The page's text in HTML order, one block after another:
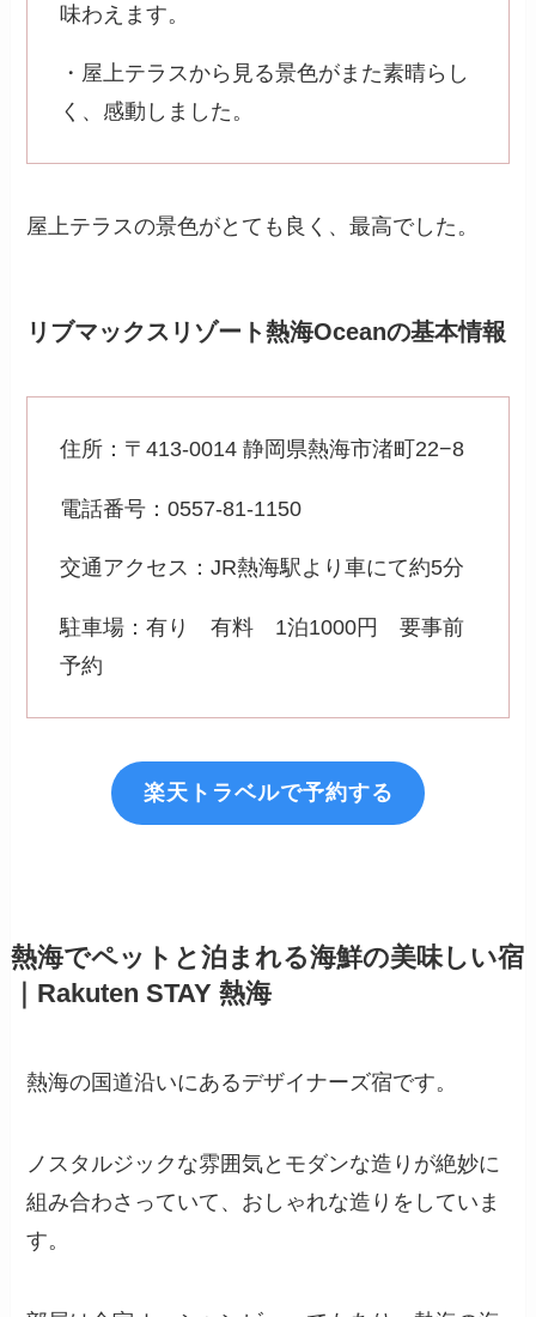
味わえます。
・屋上テラスから見る景色がまた素晴らし
く、感動しました。
屋上テラスの景色がとても良く、最高でした。
リブマックスリゾート熱海Oceanの基本情報
住所：〒413-0014 静岡県熱海市渚町22−8
電話番号：0557-81-1150
交通アクセス：JR熱海駅より車にて約5分
駐車場：有り 有料 1泊1000円 要事前
予約
楽天トラベルで予約する
熱海でペットと泊まれる海鮮の美味しい宿
｜Rakuten STAY 熱海
熱海の国道沿いにあるデザイナーズ宿です。
ノスタルジックな雰囲気とモダンな造りが絶妙に
組み合わさっていて、おしゃれな造りをしていま
す。